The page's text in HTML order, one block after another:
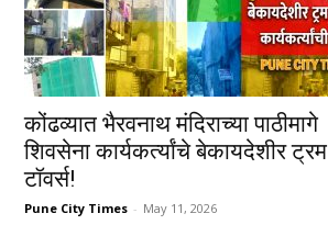
Times
कोंढव्यात भैरवनाथ मंदिराच्या पाठीमागे
शिवसेना कार्यकर्त्यांचे बेकायदेशीर ट्रम
टॉवर्स!
Pune City Times - May 11, 2026